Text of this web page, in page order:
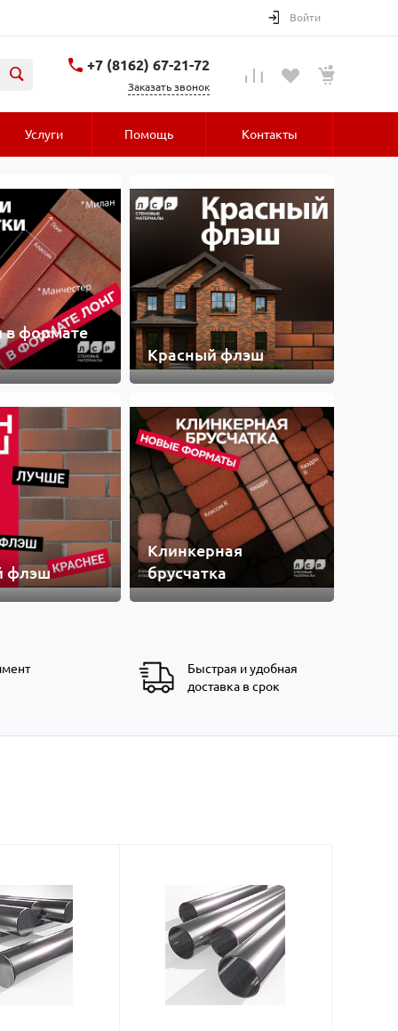
Войти
+7 (8162) 67-21-72
Заказать звонок
Услуги Помощь Контакты
в формате
флэш
Красный флэш
Клинкерная
брусчатка
Быстрая и удобная
доставка в срок